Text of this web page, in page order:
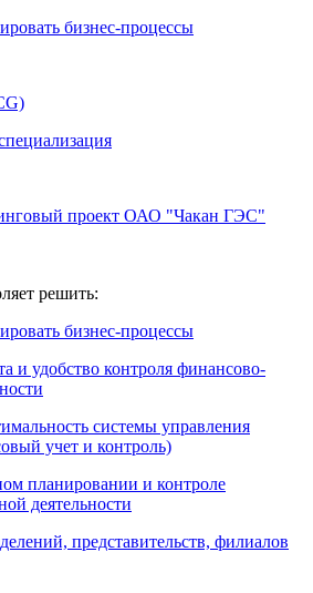
бизнес-процессы
проект ОАО "Чакан ГЭС"
решить:
бизнес-процессы
и удобство контроля финансово-
системы управления
учет и контроль)
планировании и контроле
деятельности
представительств, филиалов